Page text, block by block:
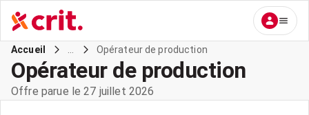
Accueil Opérateur de production
Opérateur de production
Offre parue le 27 juillet 2026